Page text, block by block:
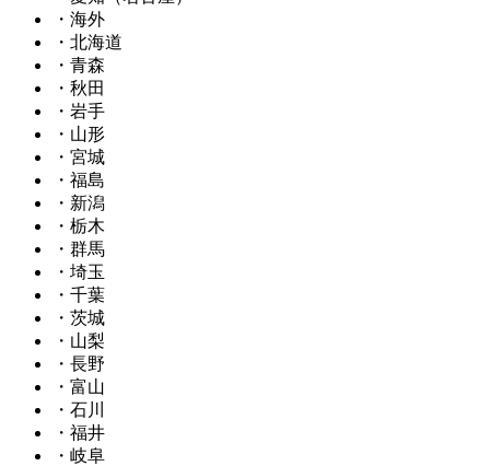
・海外
・北海道
・青森
・秋田
・岩手
・山形
・宮城
・福島
・新潟
・栃木
・群馬
・埼玉
・千葉
・茨城
・山梨
・長野
・富山
・石川
・福井
・岐阜